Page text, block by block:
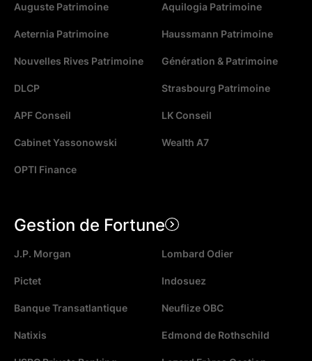
Auguste Patrimoine Aquilogia Patrimoine
Aeternia Patrimoine Haussmann Patrimoine
Nouvelles Rives Patrimoine Génération & Patrimoine
DLCP Strasbourg Patrimoine
APF Conseil LK Conseil
Cabinet Yassonowski Wealth A7
OPTI Finance
Gestion de Fortune
J.P. Morgan Lombard Odier
Pictet Indosuez
Banque Transatlantique Neuflize OBC
Natixis Edmond de Rothschild